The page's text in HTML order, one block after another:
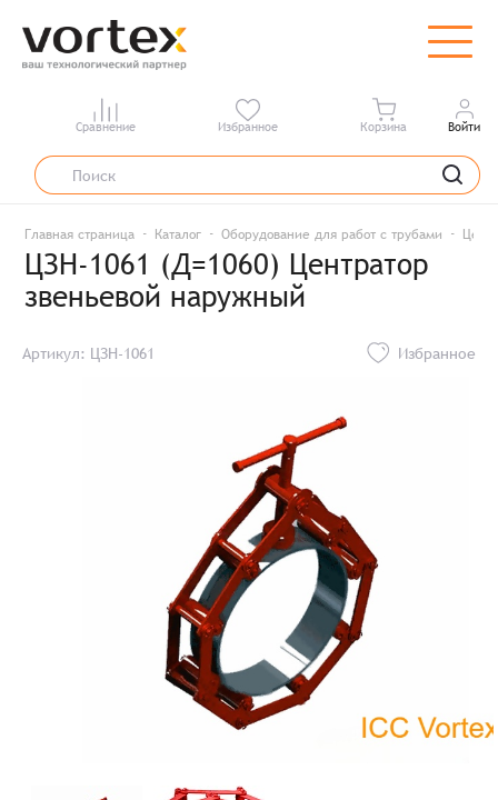
Сравнение Избранное Корзина Войти
Главная страница Каталог Оборудование для работ с трубами
ЦЗН-1061 (Д=1060) Центратор
звеньевой наружный
Артикул: ЦЗН-1061 Избранное